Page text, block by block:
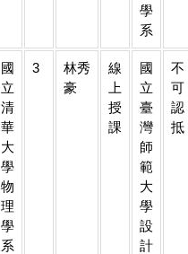
學
系
國
立
清
華
大
學
物
理
學
系
3
林秀
豪
線
上
授
課
國
立
臺
灣
師
範
大
學
設
計
不
可
認
抵